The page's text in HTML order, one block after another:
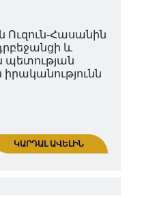
Շիրվանշահերի
համարում են
սակայն
այլ է